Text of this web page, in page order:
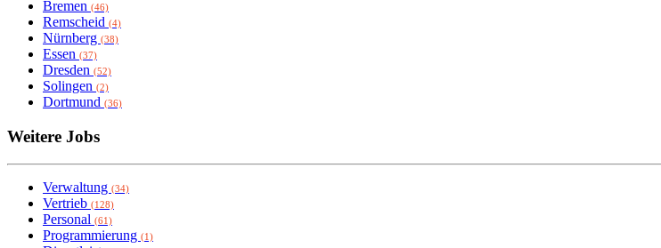
Bremen (46)
Remscheid (4)
Nürnberg (38)
Essen (37)
Dresden (52)
Solingen (2)
Dortmund (36)
Weitere Jobs
Verwaltung (34)
Vertrieb (128)
Personal (61)
Programmierung (1)